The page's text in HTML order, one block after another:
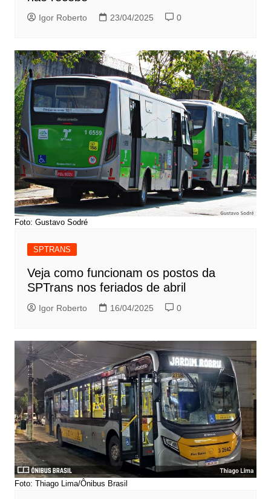
Igor Roberto 23/04/2025 0
Foto: Gustavo Sodré
SPTRANS
Veja como funcionam os postos da
SPTrans nos feriados de abril
Igor Roberto 16/04/2025 0
Foto: Thiago Lima/Ônibus Brasil